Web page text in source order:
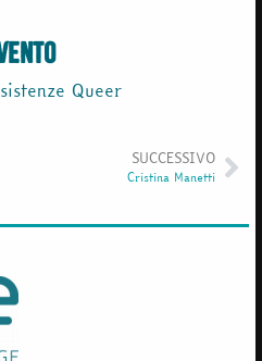
Queer
SUCCESSIVO
Cristina Manetti